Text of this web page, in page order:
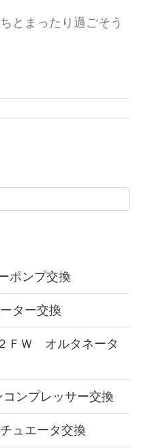
とまったり過ごそう
ポンプ交換
ター交換
ＦＷ オルタネータ
ンプレッサー交換
ュエータ交換